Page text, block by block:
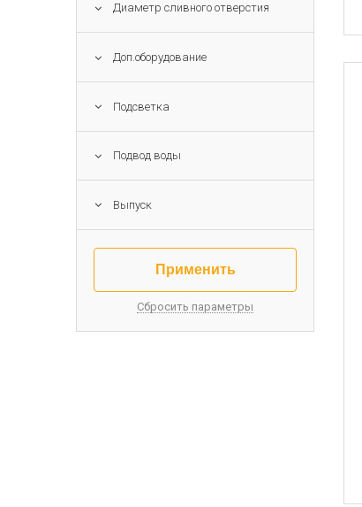
Диаметр сливного отверстия
Доп.оборудование
Подсветка
Подвод воды
Выпуск
Сбросить параметры